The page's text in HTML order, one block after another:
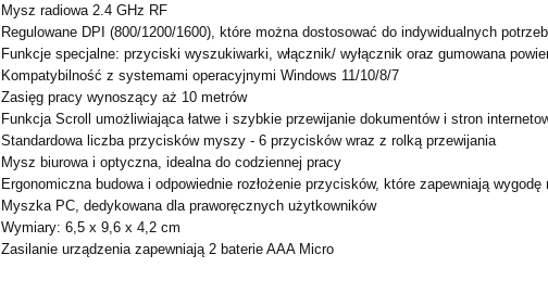
Mysz radiowa 2.4 GHz RF
Regulowane DPI (800/1200/1600), które można dostosować do indywidualnych
Funkcje specjalne: przyciski wyszukiwarki, włącznik/ wyłącznik oraz gumowana
Kompatybilność z systemami operacyjnymi Windows 11/10/8/7
Zasięg pracy wynoszący aż 10 metrów
Funkcja Scroll umożliwiająca łatwe i szybkie przewijanie dokumentów i stron
Standardowa liczba przycisków myszy - 6 przycisków wraz z rolką przewijania
Mysz biurowa i optyczna, idealna do codziennej pracy
Ergonomiczna budowa i odpowiednie rozłożenie przycisków, które zapewniają wygodę
Myszka PC, dedykowana dla praworęcznych użytkowników
Wymiary: 6,5 x 9,6 x 4,2 cm
Zasilanie urządzenia zapewniają 2 baterie AAA Micro